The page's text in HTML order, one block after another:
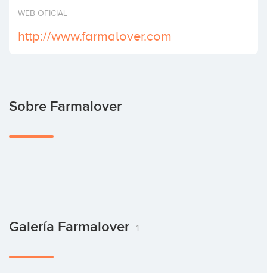
Invertir
WEB OFICIAL
http://www.farmalover.com
Sobre Farmalover
Galería Farmalover 1